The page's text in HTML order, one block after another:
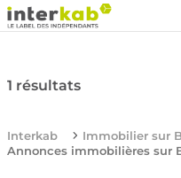
1 résultats
Interkab
Immobilier sur
Annonces immobilières sur